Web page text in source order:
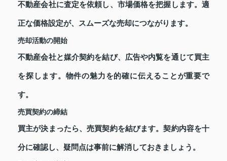
不動産会社に査定を依頼し、市場価格を把握します。適
正な価格設定が、スムーズな売却につながります。
売却活動の開始
不動産会社と媒介契約を結び、広告や内覧を通じて買主
を探します。物件の魅力を的確に伝えることが重要で
す。
売買契約の締結
買主が決まったら、売買契約を結びます。契約内容を十
分に確認し、疑問点は事前に解消しておきましょう。